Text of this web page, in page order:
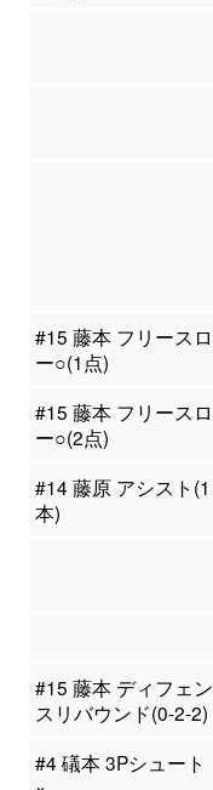
#15 藤本 フリースロ
ー○(1点)
#15 藤本 フリースロ
ー○(2点)
#14 藤原 アシスト(1
本)
#15 藤本 ディフェン
スリバウンド(0-2-2)
#4 礒本 3Pシュート